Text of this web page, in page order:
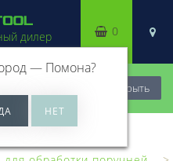
Закрыть
дилер
— Помона?
0